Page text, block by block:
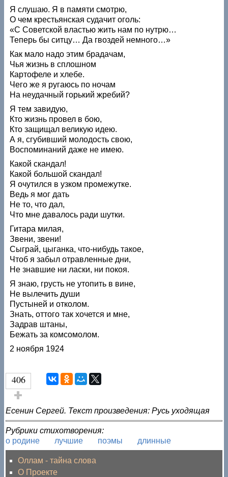
Я слушаю. Я в памяти смотрю,
О чем крестьянская судачит оголь:
«С Советской властью жить нам по нутрю…
Теперь бы ситцу… Да гвоздей немного…»
Как мало надо этим брадачам,
Чья жизнь в сплошном
Картофеле и хлебе.
Чего же я ругаюсь по ночам
На неудачный горький жребий?
Я тем завидую,
Кто жизнь провел в бою,
Кто защищал великую идею.
А я, сгубивший молодость свою,
Воспоминаний даже не имею.
Какой скандал!
Какой большой скандал!
Я очутился в узком промежутке.
Ведь я мог дать
Не то, что дал,
Что мне давалось ради шутки.
Гитара милая,
Звени, звени!
Сыграй, цыганка, что‑нибудь такое,
Чтоб я забыл отравленные дни,
Не знавшие ни ласки, ни покоя.
Я знаю, грусть не утопить в вине,
Не вылечить души
Пустыней и отколом.
Знать, оттого так хочется и мне,
Задрав штаны,
Бежать за комсомолом.
2 ноября 1924
406
Голос за!
Есенин Сергей. Текст произведения: Русь уходящая
Рубрики стихотворения:
о родине
лучшие поэмы длинные
Оллам - тайна слова
О Проекте